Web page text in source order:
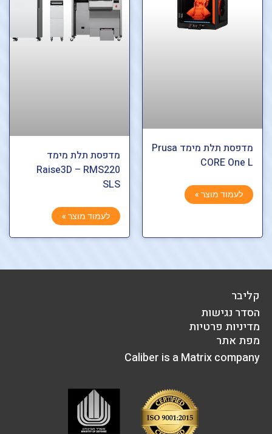
מדפסת תלת מימד Prusa
CORE One L
לעמוד מוצר »
מדפסת תלת מימד
Raise3D – RMS220
SLS
לעמוד מוצר »
קליבר
הסדר נגישות
מדיניות פרטיות
מפת אתר
Caliber is a Matrix company